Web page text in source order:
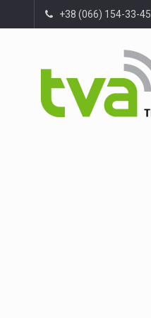
+38 (066) 154-33-45